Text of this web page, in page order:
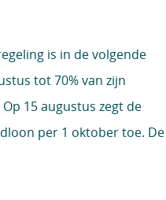
is in de volgende
tot 70% van zijn
15 augustus zegt de
per 1 oktober toe. De